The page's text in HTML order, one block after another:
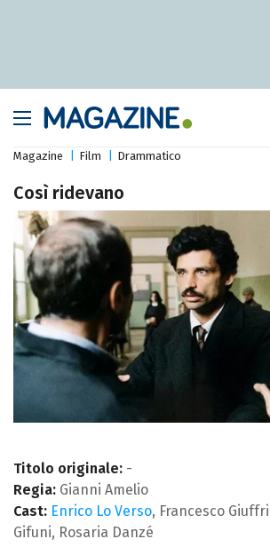
Magazine Film Drammatico
Così ridevano
Titolo originale: -
Regia: Gianni Amelio
Cast: Enrico Lo Verso, Francesco
Gifuni, Rosaria Danzé